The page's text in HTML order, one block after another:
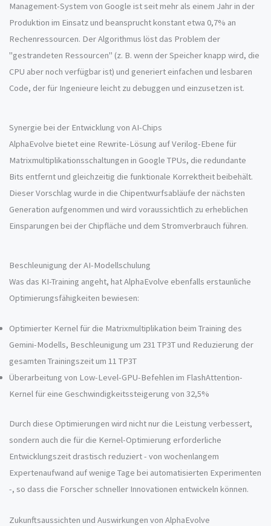
Management-System von Google ist seit mehr als einem Jahr in der
Produktion im Einsatz und beansprucht konstant etwa 0,7% an
Rechenressourcen. Der Algorithmus löst das Problem der
"gestrandeten Ressourcen" (z. B. wenn der Speicher knapp wird, die
CPU aber noch verfügbar ist) und generiert einfachen und lesbaren
Code, der für Ingenieure leicht zu debuggen und einzusetzen ist.
Synergie bei der Entwicklung von AI-Chips
AlphaEvolve bietet eine Rewrite-Lösung auf Verilog-Ebene für
Matrixmultiplikationsschaltungen in Google TPUs, die redundante
Bits entfernt und gleichzeitig die funktionale Korrektheit beibehält.
Dieser Vorschlag wurde in die Chipentwurfsabläufe der nächsten
Generation aufgenommen und wird voraussichtlich zu erheblichen
Einsparungen bei der Chipfläche und dem Stromverbrauch führen.
Beschleunigung der AI-Modellschulung
Was das KI-Training angeht, hat AlphaEvolve ebenfalls erstaunliche
Optimierungsfähigkeiten bewiesen:
Optimierter Kernel für die Matrixmultiplikation beim Training des
Gemini-Modells, Beschleunigung um 231 TP3T und Reduzierung der
gesamten Trainingszeit um 11 TP3T
Überarbeitung von Low-Level-GPU-Befehlen im FlashAttention-
Kernel für eine Geschwindigkeitssteigerung von 32,5%
Durch diese Optimierungen wird nicht nur die Leistung verbessert,
sondern auch die für die Kernel-Optimierung erforderliche
Entwicklungszeit drastisch reduziert - von wochenlangem
Expertenaufwand auf wenige Tage bei automatisierten Experimenten
-, so dass die Forscher schneller Innovationen entwickeln können.
Zukunftsaussichten und Auswirkungen von AlphaEvolve